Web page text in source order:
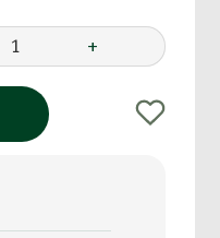
1 +